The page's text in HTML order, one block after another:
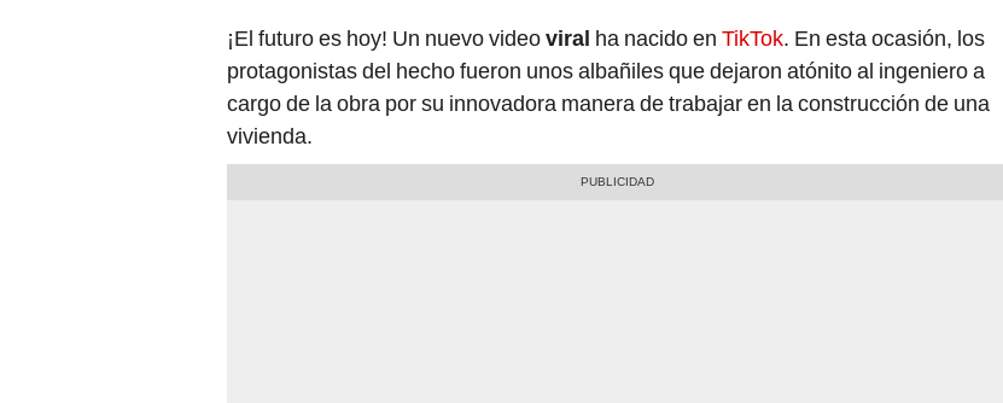
¡El futuro es hoy! Un nuevo videoviral ha nacido en TikTok. En esta ocasión, los
protagonistas del hecho fueron unos albañiles que dejaron atónito al ingeniero a
cargo de la obra por su innovadora manera de trabajar en la construcción de una
vivienda.